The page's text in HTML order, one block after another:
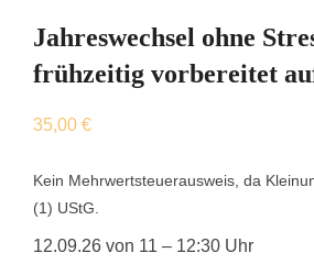
Jahreswechsel ohne
frühzeitig vorbereitet
35,00 €
Kein Mehrwertsteuerausweis, da
(1) UStG.
12.09.26 von 11 – 12:30 Uhr